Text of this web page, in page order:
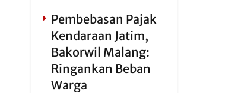
Pembebasan Pajak
Kendaraan Jatim,
Bakorwil Malang:
Ringankan Beban
Warga